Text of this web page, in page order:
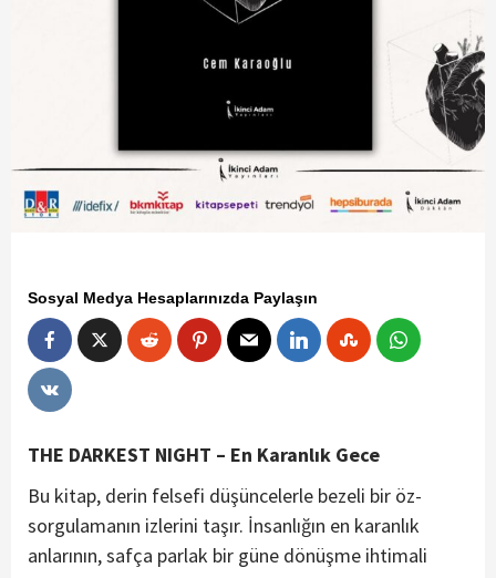
Sosyal Medya Hesaplarınızda Paylaşın
THE DARKEST NIGHT – En Karanlık Gece
Bu kitap, derin felsefi düşüncelerle bezeli bir öz-
sorgulamanın izlerini taşır. İnsanlığın en karanlık
anlarının, safça parlak bir güne dönüşme ihtimali